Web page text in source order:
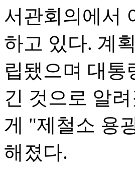
서관회의에서
하고 있다. 계
립됐으며 대통
긴 것으로 알
게 "제철소 용
해졌다.